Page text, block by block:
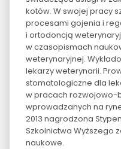
kotów. W swojej pracy
procesami gojenia i
i ortodoncją
w czasopismach
weterynaryjnej.
lekarzy weterynarii.
stomatologiczne dla
w pracach rozwojowo-
wprowadzanych na
2013 nagrodzona
Szkolnictwa Wyższego
naukowe.